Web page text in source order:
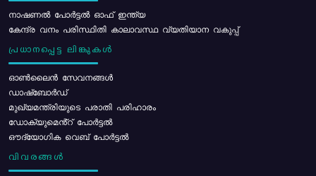
നാഷണൽ പോർട്ടൽ ഓഫ് ഇന്ത്യ
കേന്ദ്ര വനം പരിസ്ഥിതി കാലാവസ്ഥ വ്യതിയാന വകുപ്പ്
പ്രധാനപ്പെട്ട ലിങ്കുകൾ
ഓൺലൈൻ സേവനങ്ങൾ
ഡാഷ്ബോർഡ്
മുഖ്യമന്ത്രിയുടെ പരാതി പരിഹാരം
ഡോക്യുമെൻ്റ് പോർട്ടൽ
ഔദ്യോഗിക വെബ് പോർട്ടൽ
വിവരങ്ങൾ